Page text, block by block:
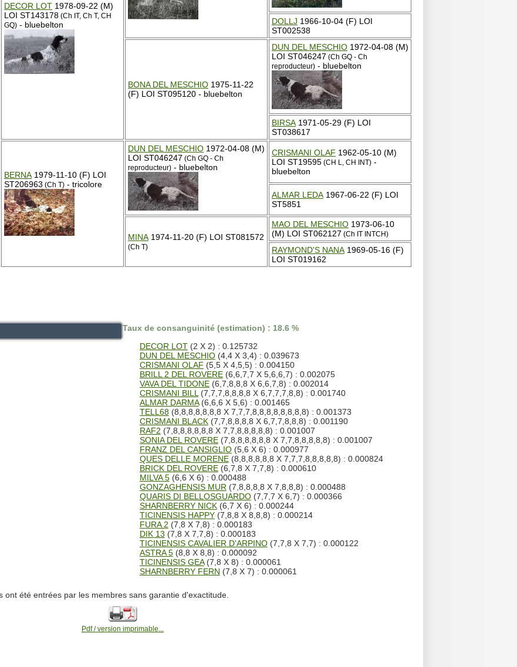
DECOR LOT 1978-09-22 (M)
LOI ST143178 (Ch IT, Ch T, CH
GQ) - bluebelton DOLLJ 1966-10-04 (F) LOI
ST002538
BONA DEL MESCHIO 1975-11-22
(F) LOI ST095120 - bluebelton
DUN DEL MESCHIO 1972-04-08 (M)
LOI ST046247 (Ch GQ - Ch
reproducteur) - bluebelton
BIRSA 1971-05-29 (F) LOI
ST038617
BERNA 1979-11-10 (F) LOI
ST206963 (Ch T) - tricolore
DUN DEL MESCHIO 1972-04-08 (M)
LOI ST046247 (Ch GQ - Ch
reproducteur) - bluebelton
CRISMANI OLAF 1962-05-10 (M)
LOI ST19595 (CH L, CH INT) -
bluebelton
ALMAR LEDA 1967-06-22 (F) LOI
ST5851
MINA 1974-11-20 (F) LOI ST081572
(Ch T)
MAO DEL MESCHIO 1973-06-10
(M) LOI ST062127 (Ch IT INTCH)
RAYMOND'S NANA 1969-05-16 (F)
LOI ST019162
Taux de consanguinité (estimation) : 18.6 %
DECOR LOT(2 X 2) : 0.125732
DUN DEL MESCHIO(4,4 X 3,4) : 0.039673
CRISMANI OLAF (5,5 X 4,5,5) : 0.004150
BRILL 2 DEL ROVERE(6,6,7,7 X 5,6,6,7) : 0.002075
VAVA DEL TIDONE(6,7,8,8,8 X 6,6,7,8) : 0.002014
CRISMANI BILL (7,7,7,8,8,8,8 X 6,7,7,7,8,8) : 0.001740
ALMAR DARMA(6,6,6 X 5,6) : 0.001465
TELL68(8,8,8,8,8,8,8 X 7,7,7,8,8,8,8,8,8,8,8) : 0.001373
CRISMANI BLACK(7,7,8,8,8,8 X 6,7,7,8,8,8) : 0.001190
RAF2 (7,8,8,8,8,8,8 X 7,7,8,8,8,8,8) : 0.001007
SONIA DEL ROVERE(7,8,8,8,8,8,8 X 7,7,8,8,8,8,8) : 0.001007
FRANZ DEL CANSIGLIO(5,6 X 6) : 0.000977
QUES DELLE MORENE(8,8,8,8,8,8 X 7,7,7,8,8,8,8,8) : 0.000824
BRICK DEL ROVERE(6,7,8 X 7,7,8) : 0.000610
MILVA 5(6,6 X 6) : 0.000488
GONZAGHENSIS MUR (7,8,8,8,8 X 7,8,8,8) : 0.000488
QUARIS DI BELLOSGUARDO(7,7,7 X 6,7) : 0.000366
SHARNBERRY NICK(6,7 X 6) : 0.000244
TICINENSIS HAPPY(7,8,8 X 8,8,8) : 0.000214
FURA 2 (7,8 X 7,8) : 0.000183
DIK 13 (7,8 X 7,7,8) : 0.000183
TICINENSIS CAVALIER D'ARPINO(7,7,8 X 7,7) : 0.000122
ASTRA 5(8,8 X 8,8) : 0.000092
TICINENSIS GEA(7,8 X 8) : 0.000061
SHARNBERRY FERN (7,8 X 7) : 0.000061
été entrées par les membres sans garantie d'exactitude.
Pdf / version imprimable...